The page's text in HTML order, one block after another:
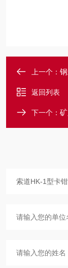
上一个：
返回列表
下一个：